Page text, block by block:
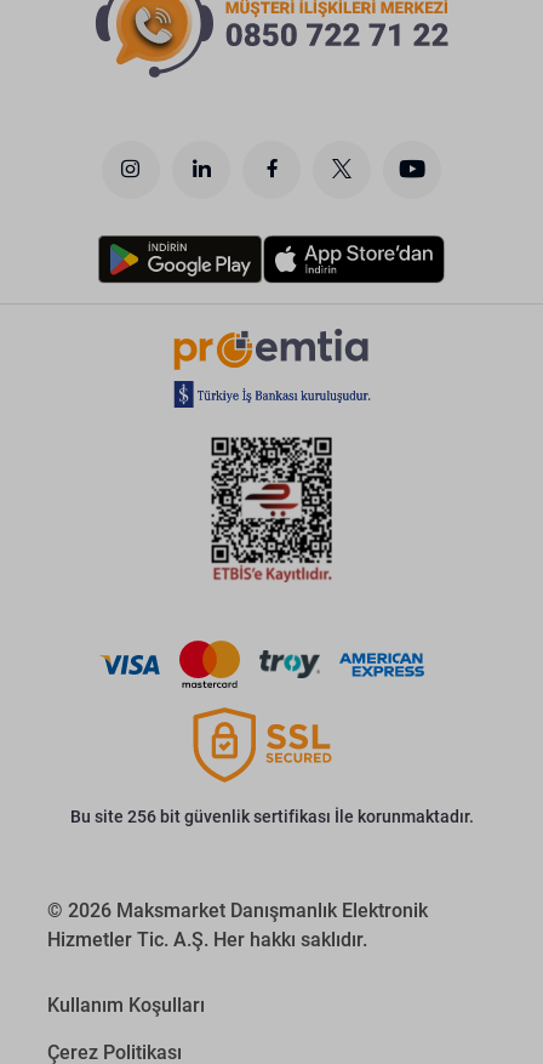
Bu site 256 bit güvenlik sertifikası İle korunmaktadır.
© 2026 Maksmarket Danışmanlık Elektronik
Hizmetler Tic. A.Ş. Her hakkı saklıdır.
Kullanım Koşulları
Çerez Politikası